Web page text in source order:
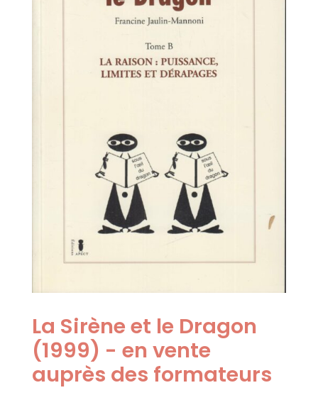
La Sirène et le Dragon
(1999) - en vente
auprès des formateurs